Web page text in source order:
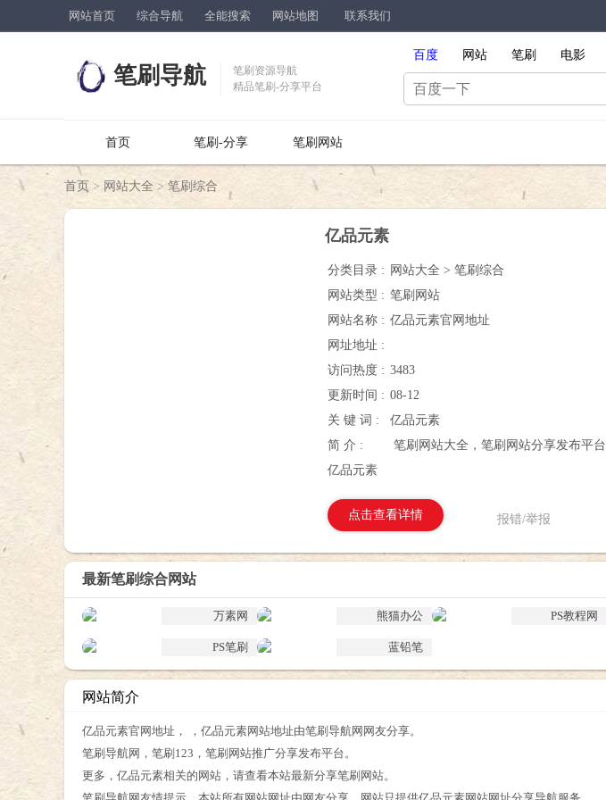
网站首页 综合导航 全能搜索 网站地图 联系我们
笔刷导航
笔刷资源导航
精品笔刷-分享平台
百度 网站 笔刷 电影
首页 笔刷-分享 笔刷网站
首页 > 网站大全 > 笔刷综合
亿品元素
分类目录 : 网站大全 > 笔刷综合
网站类型 : 笔刷网站
网站名称 : 亿品元素官网地址
网址地址 :
访问热度 : 3483
更新时间 : 08-12
关 键 词 :
亿品元素
简 介 :
笔刷网站大全，笔刷网站分享发布平台
亿品元素
点击查看详情 报错/举报
最新笔刷综合网站
万素网 熊猫办公 PS教程网
PS笔刷 蓝铅笔
网站简介
亿品元素官网地址， ，亿品元素网站地址由笔刷导航网网友分享。
笔刷导航网，笔刷123，笔刷网站推广分享发布平台。
更多，亿品元素相关的网站，请查看本站最新分享笔刷网站。